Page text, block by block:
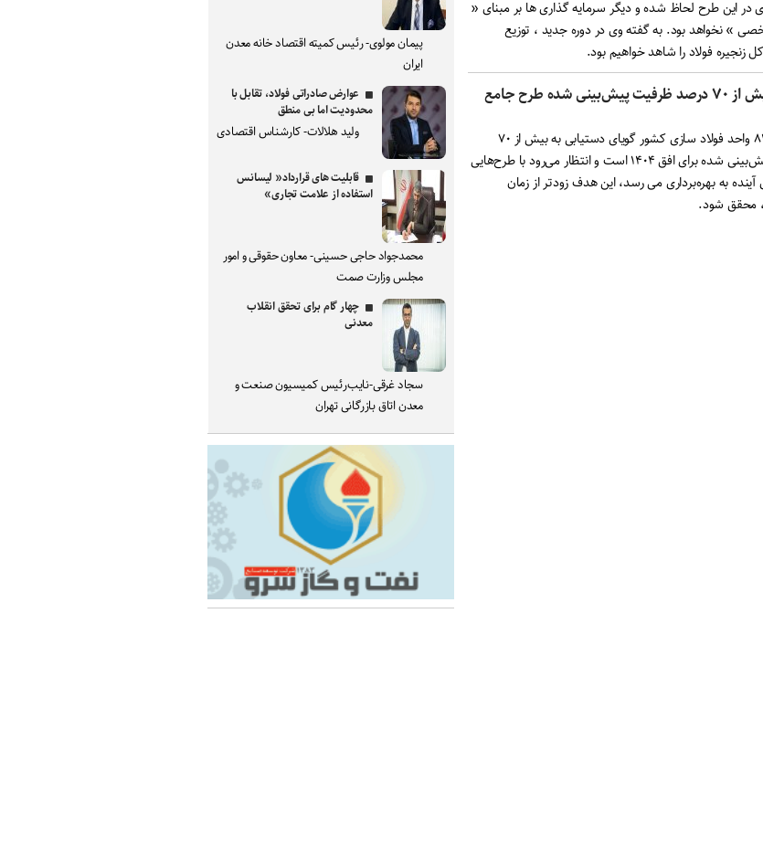
در این طرح لحاظ شده و دیگر سرمایه گذاری ها بر مبنای «
» نخواهد بود. به گفته وی در دوره جدید ، توزیع
زنجیره فولاد را شاهد خواهیم بود.
دستیابی به بیش از ۷۰ درصد ظرفیت پیش‌بینی شده طرح جامع
بررسی ظرفیت ۸۴ واحد فولاد سازی کشور گویای دستیابی به بیش از ۷۰
درصد ظرفیت پیش‌بینی شده برای افق ۱۴۰۴ است و انتظار می‌رود با طرح‌هایی
به بهره‌برداری می رسد، این هدف زودتر از زمان
محقق شود.
پیمان مولوی- رئیس کمیته اقتصاد خانه معدن
ایران
عوارض صادراتی فولاد، تقابل با
محدودیت اما بی منطق
ولید هلالات- کارشناس اقتصادی
قابلیت های قرارداد« لیسانس
استفاده از علامت تجاری»
محمدجواد حاجی حسینی- معاون حقوقی و امور
مجلس وزارت صمت
چهار گام برای تحقق انقلاب
معدنی
سجاد غرقی-نایب‌رئیس کمیسیون صنعت و
معدن اتاق بازرگانی تهران